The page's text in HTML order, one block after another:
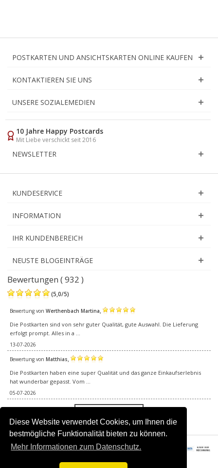
Diese Website verwendet Cookies, um Ihnen die
bestmögliche Funktionalität bieten zu können.
Mehr Informationen zum Datenschutz.
POSTKARTEN UND ANSICHTSKARTEN ONLINE KAUFEN
KONTAKTIEREN SIE UNS
UNSERE SOZIALEMEDIEN
10 Jahre Happy Postcards
Mit Liebe verschickt seit 2016
NEWSLETTER
KUNDESERVICE
INFORMATION
IHR KUNDENBEREICH
NEUSTE BLOGEINTRÄGE
Bewertungen ( 932 )
(5,0/5)
Bewertung von Werthenbach Martina,
Die Postkarten sind von sehr guter Qualität, gute Auswahl. Die Lieferung
erfolgt prompt. Alles in a ...
13-07-2026
Bewertung von Matthias,
Die Postkarten haben eine super Qualität und das ganze Einkaufserlebnis
hat wunderbar gepasst. Vom ...
05-07-2026
© 2016–2026 Happy Postcards.Alle Rechte vorbehalten.